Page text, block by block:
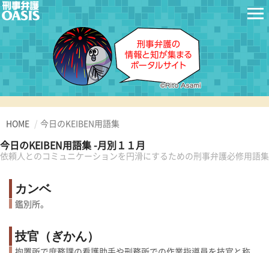
HOME 今日のKEIBEN用語集
今日のKEIBEN用語集 -月別１１月
依頼人とのコミュニケーションを円滑にするための刑事弁護必修用語集
カンベ
鑑別所。
技官（ぎかん）